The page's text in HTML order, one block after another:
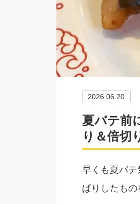
2026.06.20
夏バテ前
り＆倍切
早くも夏バ
ぱりしたもの